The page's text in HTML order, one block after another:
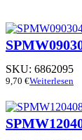
SKU: 6862095
9,70 €Weiterlesen